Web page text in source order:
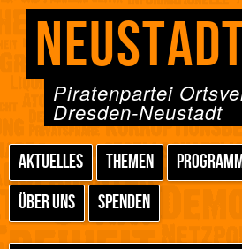
Piratenpartei
Dresden-Neustadt
AKTUELLES THEMEN
ÜBER UNS
SPENDEN